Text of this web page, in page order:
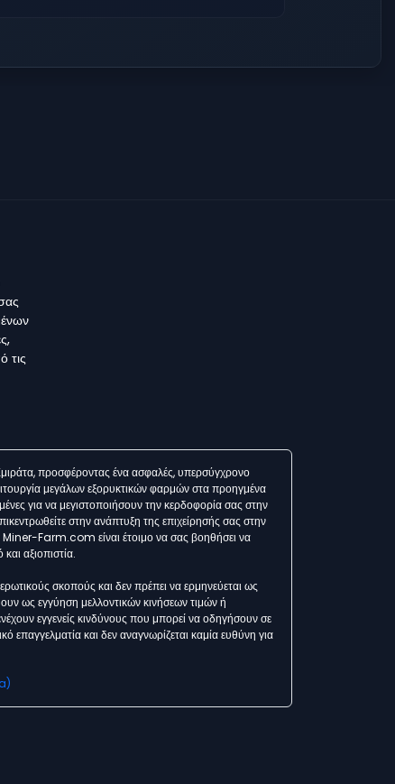
τις
προσφέροντας ένα ασφαλές, υπερσύγχρονο
μεγάλων εξορυκτικών φαρμών στα προηγμένα
για να μεγιστοποιήσουν την κερδοφορία σας στην
στην ανάπτυξη της επιχείρησής σας στην
Miner-Farm.com είναι έτοιμο να σας βοηθήσει να
αξιοπιστία.
σκοπούς και δεν πρέπει να ερμηνεύεται ως
ως εγγύηση μελλοντικών κινήσεων τιμών ή
εγγενείς κινδύνους που μπορεί να οδηγήσουν σε
και δεν αναγνωρίζεται καμία ευθύνη για